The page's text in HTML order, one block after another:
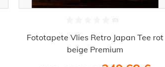
Fototapete Vlies Retro Japan Tee rot
beige Premium